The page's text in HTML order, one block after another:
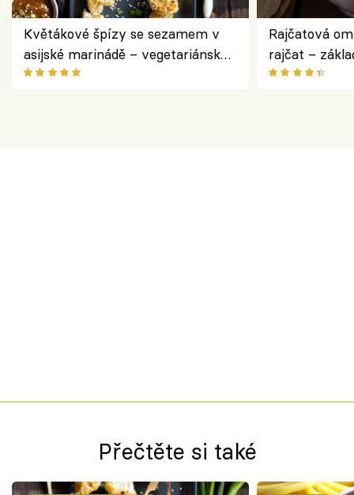
Květákové špízy se sezamem v
asijské marinádě – vegetariánská
chuťovka z grilu
Rajčatová
rajčat –
Přečtěte si také